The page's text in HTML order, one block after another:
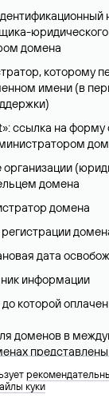
домена
которому
имени (в
ссылка на форму
организации
домена
домена
дата
информации
которой
доменов в
Whois-
куки